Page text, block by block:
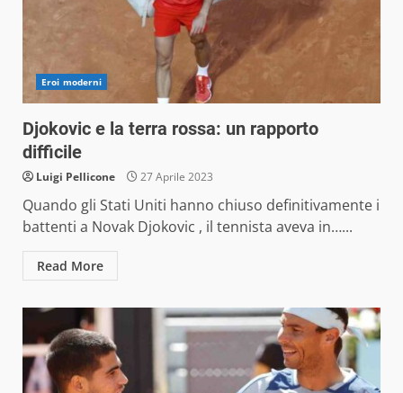
Eroi moderni
Djokovic e la terra rossa: un rapporto
difficile
Luigi Pellicone 27 Aprile 2023
Quando gli Stati Uniti hanno chiuso definitivamente i
battenti a Novak Djokovic , il tennista aveva in…...
Read More